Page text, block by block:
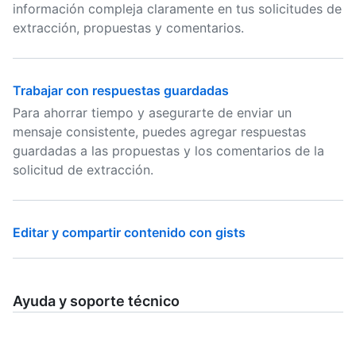
información compleja claramente en tus solicitudes de
extracción, propuestas y comentarios.
Trabajar con respuestas guardadas
Para ahorrar tiempo y asegurarte de enviar un
mensaje consistente, puedes agregar respuestas
guardadas a las propuestas y los comentarios de la
solicitud de extracción.
Editar y compartir contenido con gists
Ayuda y soporte técnico